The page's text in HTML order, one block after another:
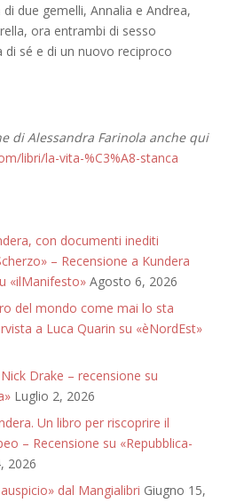
due gemelli, Annalia e Andrea,
ora entrambi di sesso
di sé e di un nuovo reciproco
di Alessandra Farinola anche qui
libri/la-vita-%C3%A8-stanca
con documenti inediti
– Recensione a Kundera
«ilManifesto» Agosto 6, 2026
del mondo come mai lo sta
a Luca Quarin su «èNordEst»
Drake – recensione su
Luglio 2, 2026
Un libro per riscoprire il
– Recensione su «Repubblica-
2026
dal Mangialibri Giugno 15,